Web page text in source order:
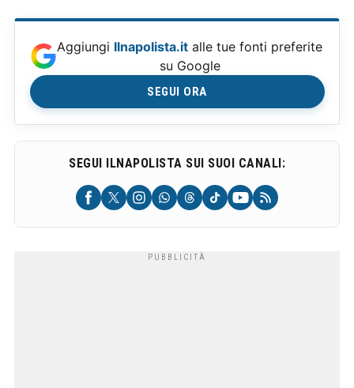
Aggiungi Ilnapolista.it alle tue fonti preferite
su Google
SEGUI ORA
SEGUI ILNAPOLISTA SUI SUOI CANALI: